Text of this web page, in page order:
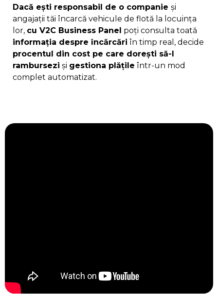
Dacă ești responsabil de o companie și
angajații tăi încarcă vehicule de flotă la locuința
lor, cu V2C Business Panel poți consulta toată
informația despre încărcări în timp real, decide
procentul din cost pe care dorești să-l
rambursezi și gestiona plățile într-un mod
complet automatizat.